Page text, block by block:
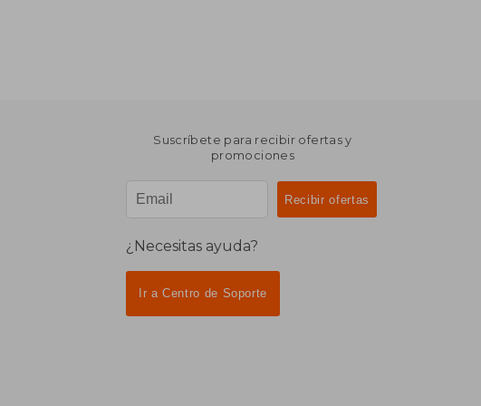
Suscríbete para recibir ofertas y
promociones
¿Necesitas ayuda?
Ir a Centro de Soporte